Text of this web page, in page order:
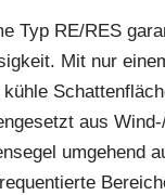
Typ RE/RES
Mit nur
aus
umgehend